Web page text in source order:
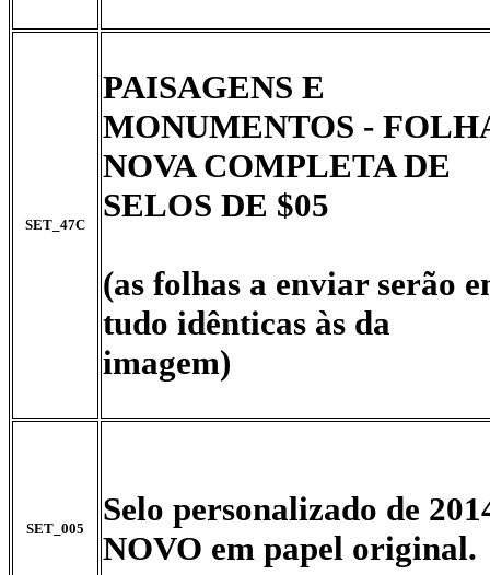
SET_47C
PAISAGENS E
MONUMENTOS -
NOVA COMPLETA DE
SELOS DE $05
(as folhas a enviar serão
tudo idênticas às da
imagem)
SET_005
Selo personalizado de
NOVO em papel original.